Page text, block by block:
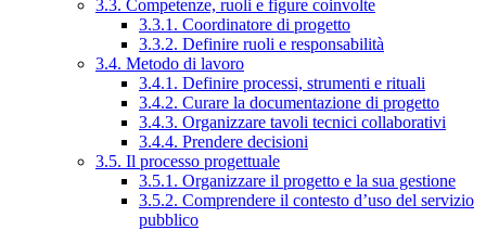
3.3. Competenze, ruoli e figure coinvolte
3.3.1. Coordinatore di progetto
3.3.2. Definire ruoli e responsabilità
3.4. Metodo di lavoro
3.4.1. Definire processi, strumenti e rituali
3.4.2. Curare la documentazione di progetto
3.4.3. Organizzare tavoli tecnici collaborativi
3.4.4. Prendere decisioni
3.5. Il processo progettuale
3.5.1. Organizzare il progetto e la sua gestione
3.5.2. Comprendere il contesto d’uso del servizio
pubblico